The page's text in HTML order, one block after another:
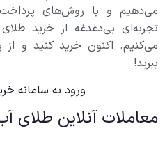
می‌دهیم و با روش‌های
تجربه‌ای بی‌دغدغه از خرید
می‌کنیم. اکنون خرید کنید و
ببرید!
ورود به سامانه
معاملات آنلاین طلای